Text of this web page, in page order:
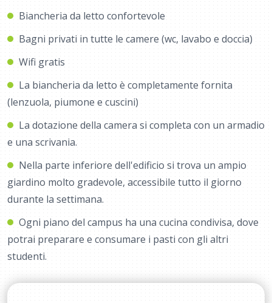
Biancheria da letto confortevole
Bagni privati ​​in tutte le camere (wc, lavabo e doccia)
Wifi gratis
La biancheria da letto è completamente fornita
(lenzuola, piumone e cuscini)
La dotazione della camera si completa con un armadio
e una scrivania.
Nella parte inferiore dell'edificio si trova un ampio
giardino molto gradevole, accessibile tutto il giorno
durante la settimana.
Ogni piano del campus ha una cucina condivisa, dove
potrai preparare e consumare i pasti con gli altri
studenti.